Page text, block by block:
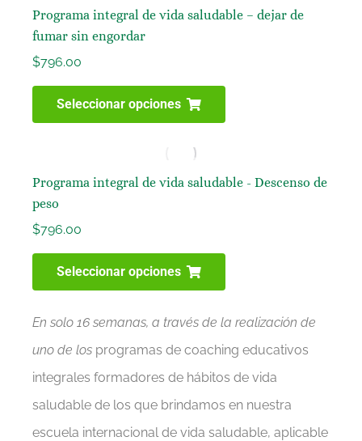
Programa integral de vida saludable – dejar de
fumar sin engordar
$796.00
Seleccionar opciones
Programa integral de vida saludable - Descenso de
peso
$796.00
Seleccionar opciones
En solo 16 semanas, a través de la realización de
uno de los programas de coaching educativos
integrales formadores de hábitos de vida
saludable de los que brindamos en nuestra
escuela internacional de vida saludable, aplicable